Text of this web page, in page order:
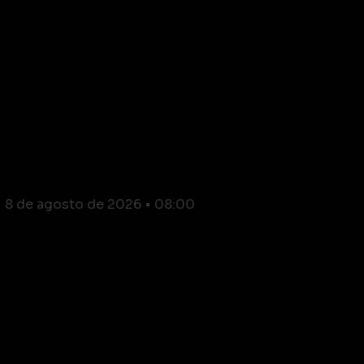
8 de agosto de 2026 08:00